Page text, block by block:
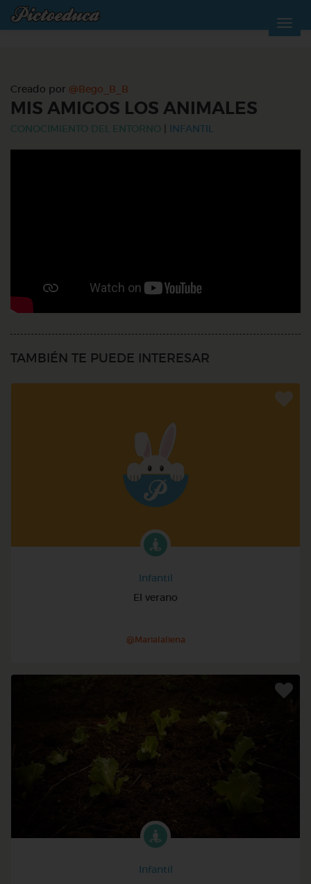
Creado por @Bego_B_B
MIS AMIGOS LOS ANIMALES
CONOCIMIENTO DEL ENTORNO INFANTIL
TAMBIÉN TE PUEDE INTERESAR
Infantil
El verano
@Marialaliena
Infantil